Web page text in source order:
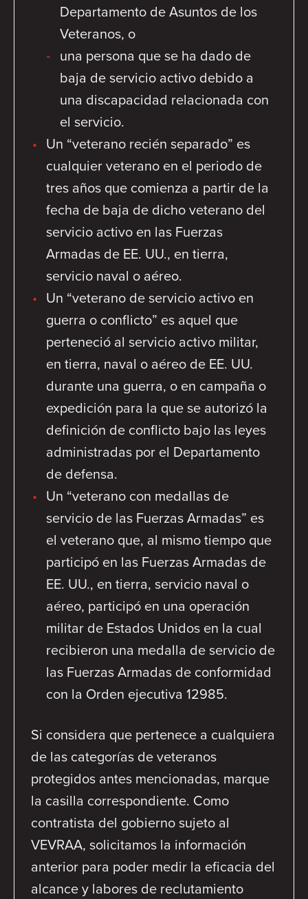
Departamento de Asuntos de los
Veteranos, o
una persona que se ha dado de
baja de servicio activo debido a
una discapacidad relacionada con
el servicio.
Un “veterano recién separado” es
cualquier veterano en el periodo de
tres años que comienza a partir de la
fecha de baja de dicho veterano del
servicio activo en las Fuerzas
Armadas de EE. UU., en tierra,
servicio naval o aéreo.
Un “veterano de servicio activo en
guerra o conflicto” es aquel que
perteneció al servicio activo militar,
en tierra, naval o aéreo de EE. UU.
durante una guerra, o en campaña o
expedición para la que se autorizó la
definición de conflicto bajo las leyes
administradas por el Departamento
de defensa.
Un “veterano con medallas de
servicio de las Fuerzas Armadas” es
el veterano que, al mismo tiempo que
participó en las Fuerzas Armadas de
EE. UU., en tierra, servicio naval o
aéreo, participó en una operación
militar de Estados Unidos en la cual
recibieron una medalla de servicio de
las Fuerzas Armadas de conformidad
con la Orden ejecutiva 12985.
Si considera que pertenece a cualquiera
de las categorías de veteranos
protegidos antes mencionadas, marque
la casilla correspondiente. Como
contratista del gobierno sujeto al
VEVRAA, solicitamos la información
anterior para poder medir la eficacia del
alcance y labores de reclutamiento